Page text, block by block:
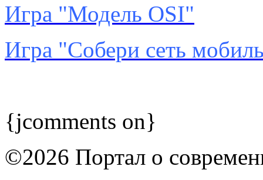
Игра "Модель OSI"
Игра "Собери сеть
{jcomments on}
©2026 Портал о